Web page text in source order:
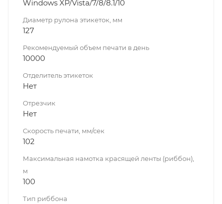
Windows XP/Vista/7/8/8.1/10
Диаметр рулона этикеток, мм
127
Рекомендуемый объем печати в день
10000
Отделитель этикеток
Нет
Отрезчик
Нет
Скорость печати, мм/сек
102
Максимальная намотка красящей ленты (риббон),
м
100
Тип риббона